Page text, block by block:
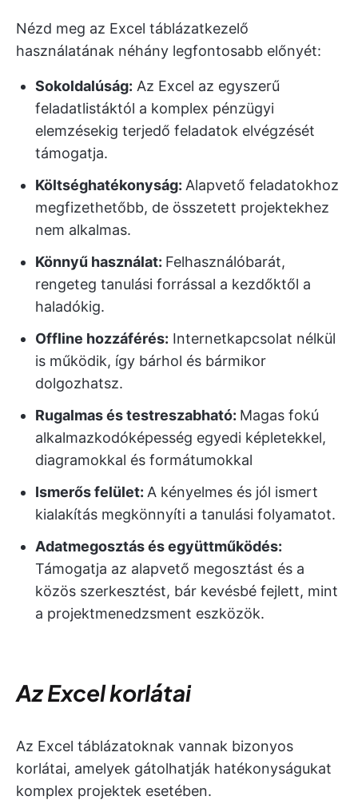
Nézd meg az Excel táblázatkezelő
használatának néhány legfontosabb előnyét:
Sokoldalúság: Az Excel az egyszerű
feladatlistáktól a komplex pénzügyi
elemzésekig terjedő feladatok elvégzését
támogatja.
Költséghatékonyság: Alapvető feladatokhoz
megfizethetőbb, de összetett projektekhez
nem alkalmas.
Könnyű használat: Felhasználóbarát,
rengeteg tanulási forrással a kezdőktől a
haladókig.
Offline hozzáférés: Internetkapcsolat nélkül
is működik, így bárhol és bármikor
dolgozhatsz.
Rugalmas és testreszabható: Magas fokú
alkalmazkodóképesség egyedi képletekkel,
diagramokkal és formátumokkal
Ismerős felület: A kényelmes és jól ismert
kialakítás megkönnyíti a tanulási folyamatot.
Adatmegosztás és együttműködés:
Támogatja az alapvető megosztást és a
közös szerkesztést, bár kevésbé fejlett, mint
a projektmenedzsment eszközök.
Az Excel korlátai
Az Excel táblázatoknak vannak bizonyos
korlátai, amelyek gátolhatják hatékonyságukat
komplex projektek esetében.